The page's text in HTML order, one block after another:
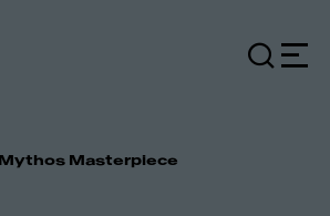
Mythos Masterpiece